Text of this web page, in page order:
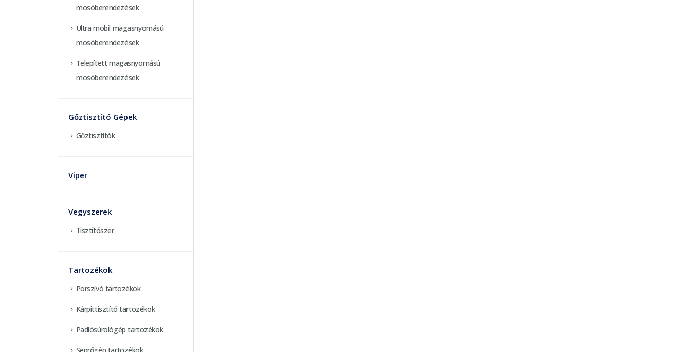
mosóberendezések
Ultra mobil magasnyomású
mosóberendezések
Telepített magasnyomású
mosóberendezések
Gőztisztító Gépek
Gőztisztítók
Viper
Vegyszerek
Tisztítószer
Tartozékok
Porszívó tartozékok
Kárpittisztító tartozékok
Padlósúrológép tartozékok